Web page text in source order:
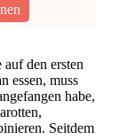
den ersten
essen, muss
habe,
Seitdem